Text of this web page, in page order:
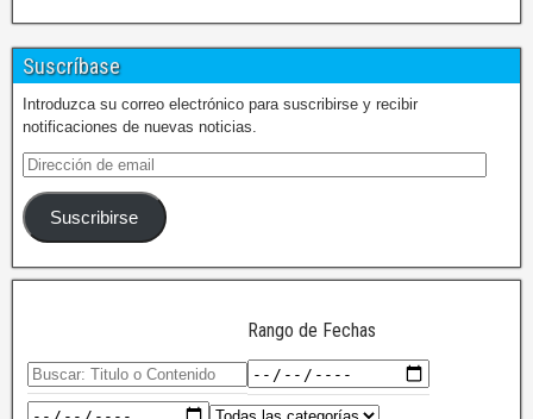
Suscríbase
Introduzca su correo electrónico para suscribirse y recibir
notificaciones de nuevas noticias.
Suscribirse
Rango de Fechas